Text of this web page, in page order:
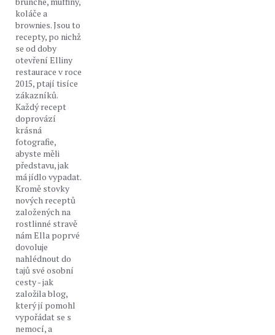
koláče a
brownies. Jsou to
recepty, po nichž
se od doby
otevření Elliny
restaurace v roce
2015, ptají tisíce
zákazníků.
Každý recept
doprovází
krásná
fotografie,
abyste měli
představu, jak
má jídlo vypadat.
Kromě stovky
nových receptů
založených na
rostlinné stravě
nám Ella poprvé
dovoluje
nahlédnout do
tajů své osobní
cesty - jak
založila blog,
který jí pomohl
vypořádat se s
nemocí, a